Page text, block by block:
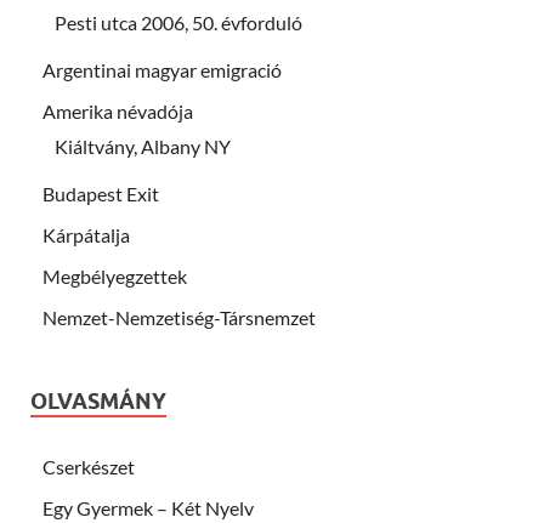
Pesti utca 2006, 50. évforduló
Argentinai magyar emigració
Amerika névadója
Kiáltvány, Albany NY
Budapest Exit
Kárpátalja
Megbélyegzettek
Nemzet-Nemzetiség-Társnemzet
OLVASMÁNY
Cserkészet
Egy Gyermek – Két Nyelv